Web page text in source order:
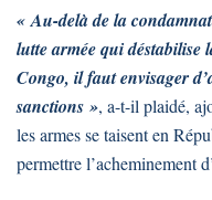
« Au-delà de la
lutte armée qui déstabilise
Congo, il faut envisager
sanctions », a-t-il plaidé,
les armes se taisent en
permettre l’acheminement